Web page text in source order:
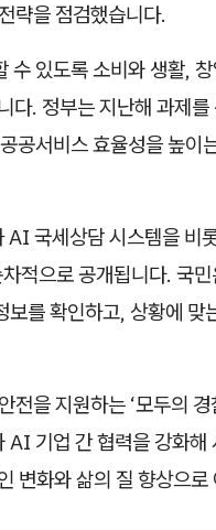
략을 점검했습니다.
수 있도록 소비와 생활,
다. 정부는 지난해 과제를
공서비스 효율성을 높이
국세상담 시스템을 비
적으로 공개됩니다. 국
보를 확인하고, 상황에 맞
을 지원하는 ‘모두의 경
AI 기업 간 협력을 강화해
변화와 삶의 질 향상으로